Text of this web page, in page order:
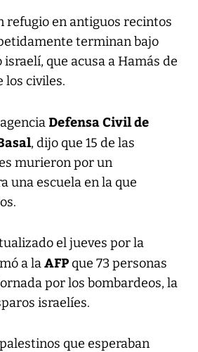
refugio en antiguos recintos
terminan bajo
que acusa a Hamás de
los civiles.
Defensa Civil de
, dijo que 15 de las
murieron por un
una escuela en la que
el jueves por la
a laAFPque 73 personas
por los bombardeos, la
israelíes.
que esperaban